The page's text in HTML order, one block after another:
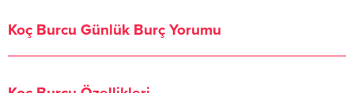
Koç Burcu Günlük Burç Yorumu